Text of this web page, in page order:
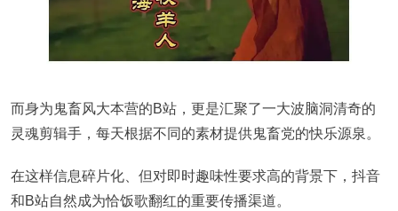
而身为鬼畜风大本营的B站，更是汇聚了一大波脑洞清奇的
灵魂剪辑手，每天根据不同的素材提供鬼畜党的快乐源泉。
在这样信息碎片化、但对即时趣味性要求高的背景下，抖音
和B站自然成为恰饭歌翻红的重要传播渠道。